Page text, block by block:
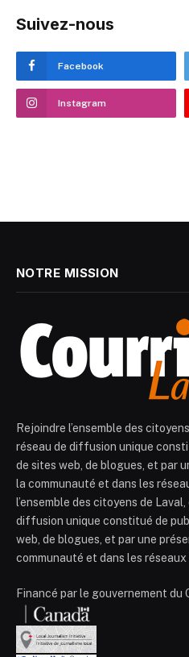
Suivez-nous
Facebook
Instagram
NOTRE MISSION
Rejoindre l’ensemble des
réseau de diffusion unique
de sites web, de blogues, et par
la communauté et dans les
l’ensemble des citoyens de
diffusion unique constitué de
web, de blogues, et par une
communauté et dans les réseaux
Financé par le gouvernement du